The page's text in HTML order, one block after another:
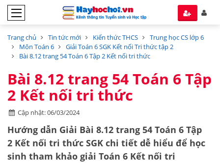
Trang chủ Tin tức mới Kiến thức THCS
Trung học CS lớp 6
Môn Toán 6
Giải Toán 6 SGK Kết nối Tri thức tập 2
Bài 8.12 trang 54 Toán 6 Tập 2 Kết nối tri thức
Bài 8.12 trang 54 Toán 6 Tập
2 Kết nối tri thức
Cập nhật: 06/03/2024
Hướng dẫn Giải Bài 8.12 trang 54 Toán 6 Tập
2 Kết nối tri thức SGK chi tiết dễ hiểu để học
sinh tham khảo giải Toán 6 Kết nối tri